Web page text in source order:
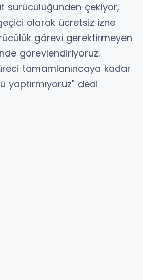
sürücülüğünden çekiyor,
olarak ücretsiz izne
görevi gerektirmeyen
görevlendiriyoruz.
tamamlanıncaya kadar
yaptırmıyoruz" dedi